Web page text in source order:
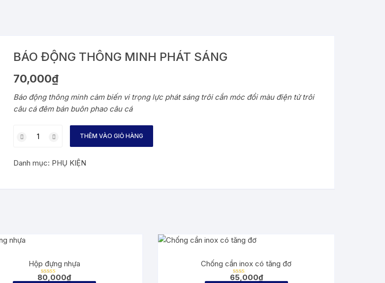
BÁO ĐỘNG THÔNG MINH PHÁT SÁNG
70,000₫
Báo động thông minh cảm biến vi trọng lực phát sáng trôi cắn móc đổi màu điện tử trôi
câu cá đêm bán buôn phao câu cá
ĐỘNG
MINH
THÊM VÀO GIỎ HÀNG
Danh mục: PHỤ KIỆN
Hộp đựng nhựa
Được
80,000₫
Chống cần inox có tăng đơ
Được
65,000₫